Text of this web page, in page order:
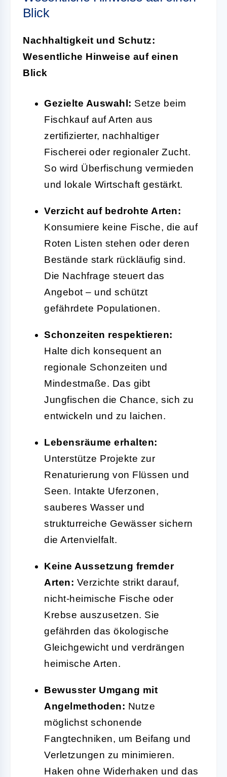
Blick
Nachhaltigkeit und Schutz:
Wesentliche Hinweise auf einen
Blick
Gezielte Auswahl: Setze beim
Fischkauf auf Arten aus
zertifizierter, nachhaltiger
Fischerei oder regionaler Zucht.
So wird Überfischung vermieden
und lokale Wirtschaft gestärkt.
Verzicht auf bedrohte Arten:
Konsumiere keine Fische, die auf
Roten Listen stehen oder deren
Bestände stark rückläufig sind.
Die Nachfrage steuert das
Angebot – und schützt
gefährdete Populationen.
Schonzeiten respektieren:
Halte dich konsequent an
regionale Schonzeiten und
Mindestmaße. Das gibt
Jungfischen die Chance, sich zu
entwickeln und zu laichen.
Lebensräume erhalten:
Unterstütze Projekte zur
Renaturierung von Flüssen und
Seen. Intakte Uferzonen,
sauberes Wasser und
strukturreiche Gewässer sichern
die Artenvielfalt.
Keine Aussetzung fremder
Arten: Verzichte strikt darauf,
nicht-heimische Fische oder
Krebse auszusetzen. Sie
gefährden das ökologische
Gleichgewicht und verdrängen
heimische Arten.
Bewusster Umgang mit
Angelmethoden: Nutze
möglichst schonende
Fangtechniken, um Beifang und
Verletzungen zu minimieren.
Haken ohne Widerhaken und das